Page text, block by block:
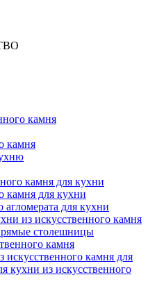
камня
камня
камня для кухни
камня для кухни
для кухни
из искусственного камня
столешницы
камня
камня для
кухни из искусственного